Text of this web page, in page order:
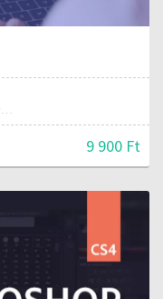
MS Excel/Visual Basic/Power BI/Python adatelemzési szakértő
9 900 Ft